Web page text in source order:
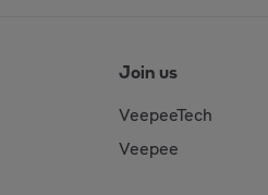
Join us
VeepeeTech
Veepee